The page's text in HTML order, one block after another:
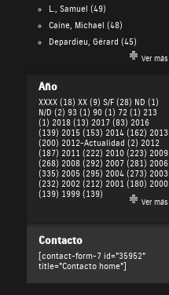
L., Samuel (49)
Caine, Michael (48)
Depardieu, Gérard (45)
Ver más
Año
XXXX (18) XX (9) S/F (28) ND (1)
N/D (2) 93 (1) 90 (1) 72 (1) 213
(1) 2018 (13) 2017 (83) 2016
(139) 2015 (153) 2014 (162) 2013
(200) 2012-Actualidad (2) 2012
(187) 2011 (222) 2010 (223) 2009
(268) 2008 (292) 2007 (281) 2006
(335) 2005 (295) 2004 (273) 2003
(232) 2002 (212) 2001 (180) 2000
(139) 1999 (139)
Ver más
Contacto
[contact-form-7 id="35952"
title="Contacto home"]